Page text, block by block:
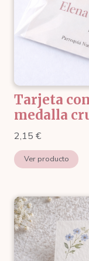
Tarjeta
medalla
2,15 €
Ver producto